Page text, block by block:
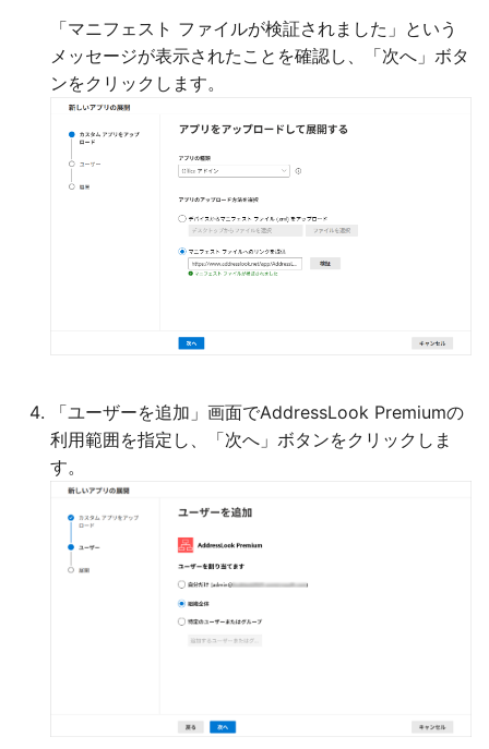
「マニフェスト ファイルが検証されました」という
メッセージが表示されたことを確認し、「次へ」ボタ
ンをクリックします。
「ユーザーを追加」画面でAddressLook Premiumの
利用範囲を指定し、「次へ」ボタンをクリックしま
す。